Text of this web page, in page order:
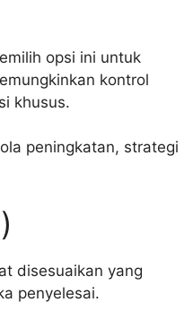
opsi ini untuk
kontrol
khusus.
peningkatan, strategi
disesuaikan yang
penyelesai.